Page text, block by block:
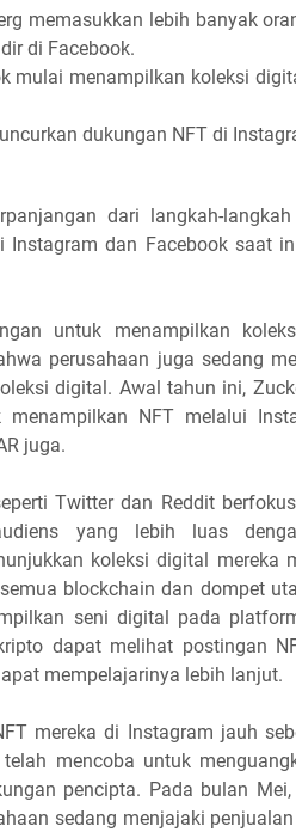
memasukkan lebih banyak
di Facebook.
mulai menampilkan koleksi
dukungan NFT di
dari langkah-
Instagram dan Facebook saat
untuk menampilkan
perusahaan juga sedang
digital. Awal tahun ini,
NFT melalui
juga.
Twitter dan Reddit
yang lebih luas
koleksi digital mereka
blockchain dan dompet
seni digital pada
dapat melihat postingan
mempelajarinya lebih lanjut.
mereka di Instagram jauh
mencoba untuk
pencipta. Pada bulan
sedang menjajaki